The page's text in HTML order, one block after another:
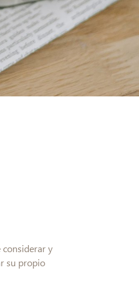
considerar y
su propio